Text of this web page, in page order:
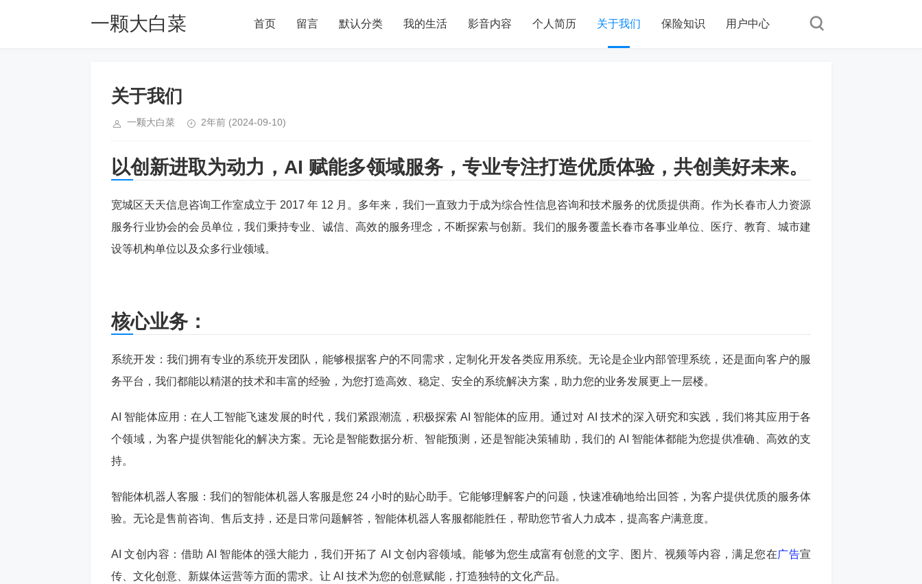
一颗大白菜 首页 留言 默认分类 我的生活 影音内容 个人简历 关于我们 保险知识 用户中心
关于我们
一颗大白菜 2年前 (2024-09-10)
以创新进取为动力，AI 赋能多领域服务，专业专注打造优质体验，共创美好未来。
宽城区天天信息咨询工作室成立于 2017 年 12 月。多年来，我们一直致力于成为综合性信息咨询和技术服务的优质提供商。作为长春市人力资源
服务行业协会的会员单位，我们秉持专业、诚信、高效的服务理念，不断探索与创新。我们的服务覆盖长春市各事业单位、医疗、教育、城市建
设等机构单位以及众多行业领域。
核心业务：
系统开发：我们拥有专业的系统开发团队，能够根据客户的不同需求，定制化开发各类应用系统。无论是企业内部管理系统，还是面向客户的服
务平台，我们都能以精湛的技术和丰富的经验，为您打造高效、稳定、安全的系统解决方案，助力您的业务发展更上一层楼。
AI 智能体应用：在人工智能飞速发展的时代，我们紧跟潮流，积极探索 AI 智能体的应用。通过对 AI 技术的深入研究和实践，我们将其应用于各
个领域，为客户提供智能化的解决方案。无论是智能数据分析、智能预测，还是智能决策辅助，我们的 AI 智能体都能为您提供准确、高效的支
持。
智能体机器人客服：我们的智能体机器人客服是您 24 小时的贴心助手。它能够理解客户的问题，快速准确地给出回答，为客户提供优质的服务体
验。无论是售前咨询、售后支持，还是日常问题解答，智能体机器人客服都能胜任，帮助您节省人力成本，提高客户满意度。
AI 文创内容：借助 AI 智能体的强大能力，我们开拓了 AI 文创内容领域。能够为您生成富有创意的文字、图片、视频等内容，满足您在广告宣
传、文化创意、新媒体运营等方面的需求。让 AI 技术为您的创意赋能，打造独特的文化产品。